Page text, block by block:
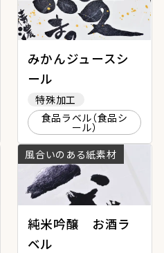
みかんジュースシ
ール
特殊加工
食品ラベル（食品シ
ール）
風合いのある紙素材
純米吟醸 お酒ラ
ベル